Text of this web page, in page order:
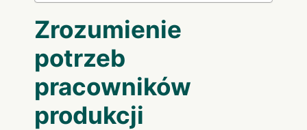
Zrozumienie
potrzeb
pracowników
produkcji